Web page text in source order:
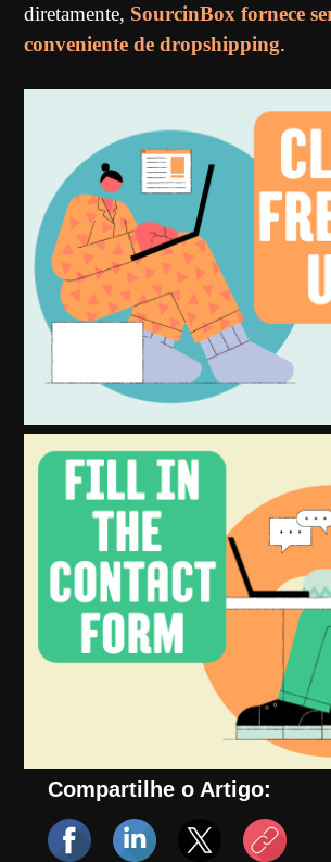
diretamente, SourcinBox fornece
conveniente de dropshipping.
Compartilhe o Artigo: